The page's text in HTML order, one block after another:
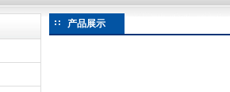
剂盒夏日全新活动价格暖心上线
产品展示